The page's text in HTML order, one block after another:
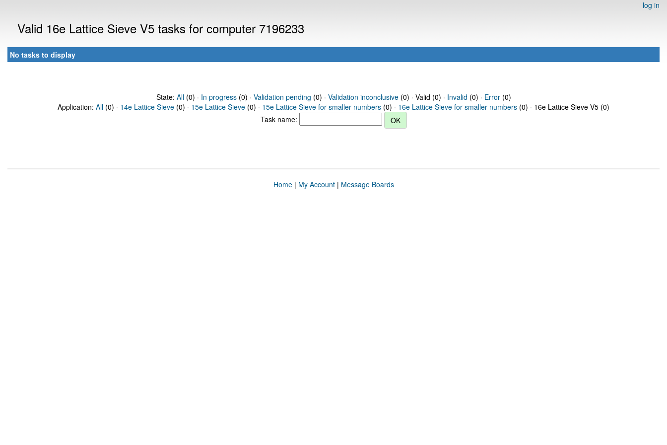
log in
Valid 16e Lattice Sieve V5 tasks for computer 7196233
No tasks to display
State: All(0) · In progress(0) · Validation pending (0) · Validation inconclusive(0) · Valid (0) · Invalid (0) · Error(0)
Application: All (0) · 14e Lattice Sieve (0) · 15e Lattice Sieve (0) · 15e Lattice Sieve for smaller numbers (0) · 16e Lattice Sieve for smaller numbers (0) · 16e Lattice Sieve V5 (0)
Task name:
Home| My Account| Message Boards